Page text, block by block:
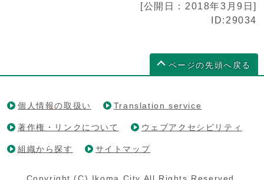
[公開日：2018年3月9日]
ID:29034
ページの先頭へ戻る
個人情報の取扱い Translation service
著作権・リンクについて ウェブアクセシビリティ
組織から探す サイトマップ